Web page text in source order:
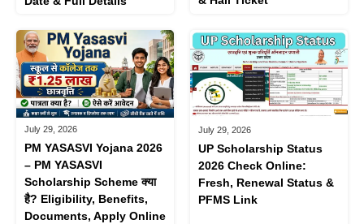
July 29, 2026
PM YASASVI Yojana 2026
– PM YASASVI
Scholarship Scheme क्या
है? Eligibility, Benefits,
Documents, Apply Online
July 29, 2026
UP Scholarship Status
2026 Check Online:
Fresh, Renewal Status &
PFMS Link